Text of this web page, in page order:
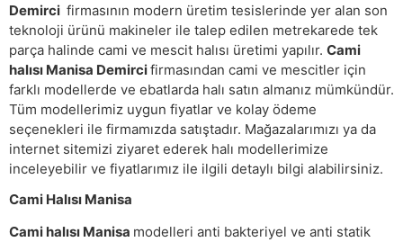
Demirci firmasının modern üretim tesislerinde yer alan son
teknoloji ürünü makineler ile talep edilen metrekarede tek
parça halinde cami ve mescit halısı üretimi yapılır. Cami
halısı Manisa Demircifirmasından cami ve mescitler için
farklı modellerde ve ebatlarda halı satın almanız mümkündür.
Tüm modellerimiz uygun fiyatlar ve kolay ödeme
seçenekleri ile firmamızda satıştadır. Mağazalarımızı ya da
internet sitemizi ziyaret ederek halı modellerimize
inceleyebilir ve fiyatlarımız ile ilgili detaylı bilgi alabilirsiniz.
Cami Halısı Manisa
Cami halısı Manisa modelleri anti bakteriyel ve anti statik